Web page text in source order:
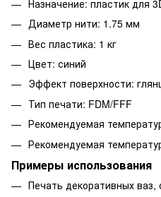
Назначение: пластик для
Диаметр нити: 1.75 мм
Вес пластика: 1 кг
Цвет: синий
Эффект поверхности:
Тип печати: FDM/FFF
Рекомендуемая
Рекомендуемая
Примеры использования
Печать декоративных ваз,